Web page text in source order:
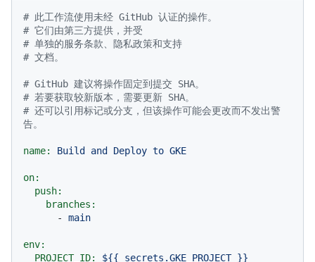
# 此工作流使用未经 GitHub 认证的操作。
# 它们由第三方提供，并受
# 单独的服务条款、隐私政策和支持
# 文档。
# GitHub 建议将操作固定到提交 SHA。
# 若要获取较新版本，需要更新 SHA。
# 还可以引用标记或分支，但该操作可能会更改而不发出警
告。
name: Build and Deploy to GKE
on:
push:
branches:
-
main
env:
PROJECT_ID:
${{ secrets.GKE_PROJECT }}